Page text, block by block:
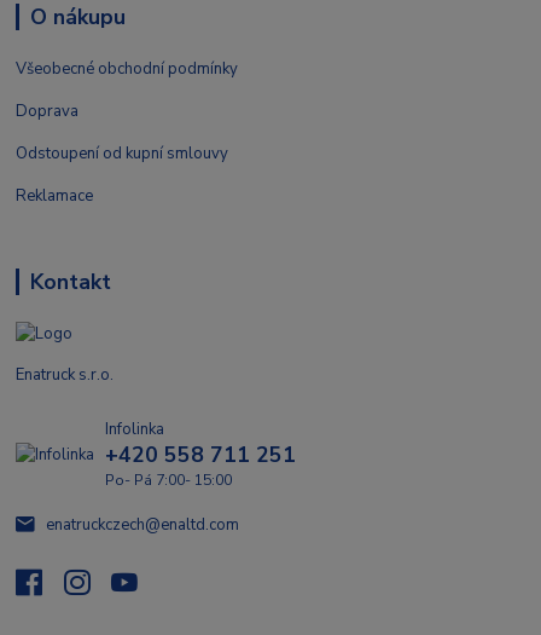
O nákupu
Všeobecné obchodní podmínky
Doprava
Odstoupení od kupní smlouvy
Reklamace
Kontakt
Enatruck s.r.o.
Infolinka
+420 558 711 251
Po- Pá 7:00- 15:00
enatruckczech@enaltd.com